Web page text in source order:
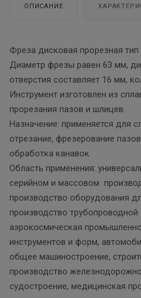
ОПИСАНИЕ
Фреза дисковая прорезная
Диаметр фрезы равен 63 мм,
отверстия составляет 16 мм,
Инструмент изготовлен из
прорезания пазов и шлицев.
Назначение: применяется для
отрезание, фрезерование
обработка канавок
Область применения:
серийном и массовом
производство оборудования
производство трубопроводной
аэрокосмическая
инструментов и форм,
общее машиностроение,
производство
судостроение, медицинская